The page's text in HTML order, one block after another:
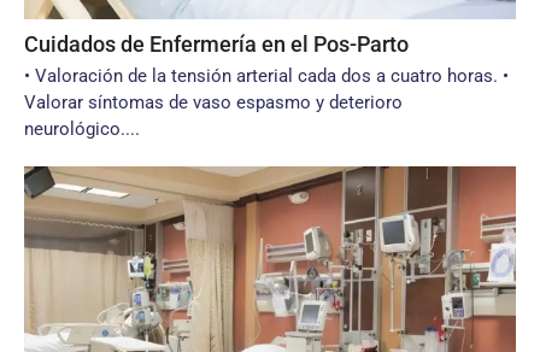
Cuidados de Enfermería en el Pos-Parto
• Valoración de la tensión arterial cada dos a cuatro horas. •
Valorar síntomas de vaso espasmo y deterioro
neurológico....